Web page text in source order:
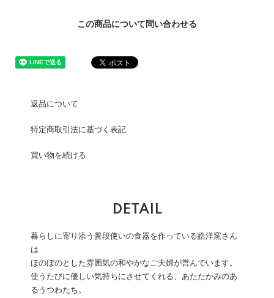
この商品について問い合わせる
返品について
特定商取引法に基づく表記
買い物を続ける
DETAIL
暮らしに寄り添う普段使いの食器を作っている皓洋窯さん
は
ほのぼのとした雰囲気の和やかなご夫婦が営んでいます。
使うたびに優しい気持ちにさせてくれる、あたたかみのあ
るうつわたち。